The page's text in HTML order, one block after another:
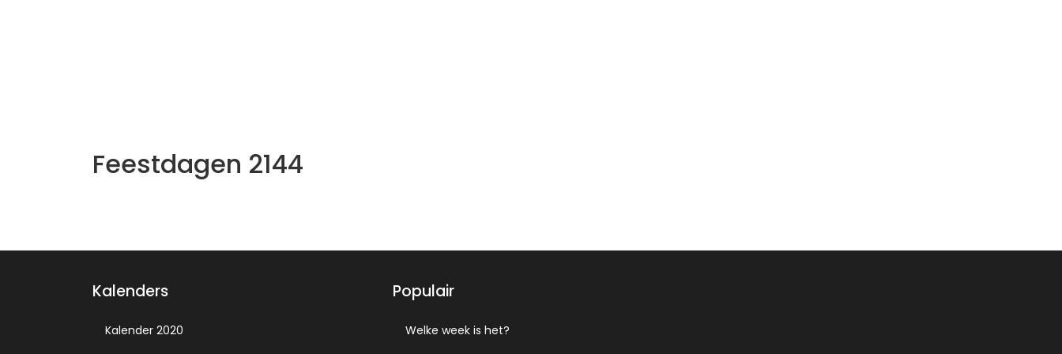
Feestdagen 2144
Kalenders
Kalender 2020
Populair
Welke week is het?